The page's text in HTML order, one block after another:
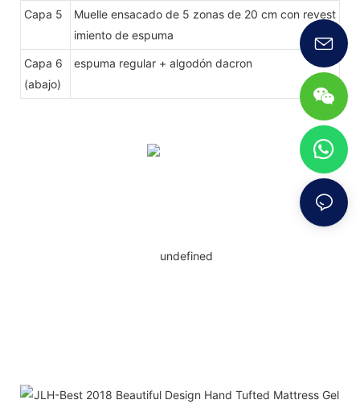
Capa 5
Muelle ensacado de 5 zonas de 20 cm con revest
imiento de espuma
Capa 6
(abajo)
espuma regular + algodón dacron